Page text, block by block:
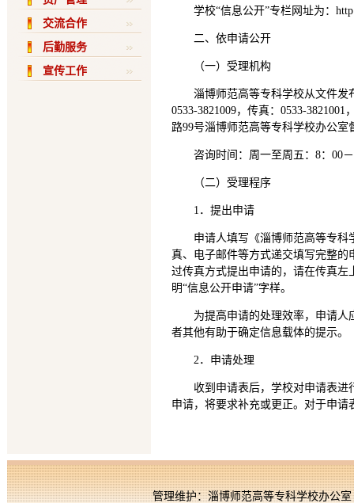
交流合作
后勤服务
宣传工作
学校“信息公开”专栏网址为：
二、依申请公开
（一）受理机构
淄博师范高等专科学校从文件发
0533-3821009，传真：0533-
路99号淄博师范高等专科学校办公室
咨询时间：周一至周五：8：00
（二）受理程序
1．提出申请
申请人填写《淄博师范高等专科
真、电子邮件等方式递交填写完整的
过传真方式提出申请的，请在传真左
明“信息公开申请”字样。
为提高申请的处理效率，申请
者其他有助于确定信息载体的提示。
2．申请处理
收到申请表后，学校对申请表
申请，将要求补充或更正。对于申
管理维护：淄博师范高等专科学校办公